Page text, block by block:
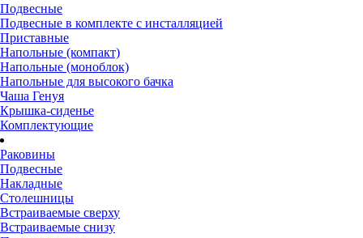
Подвесные
Подвесные в комплекте с инсталляцией
Приставные
Напольные (компакт)
Напольные (моноблок)
Напольные для высокого бачка
Чаша Генуя
Крышка-сиденье
Комплектующие
Раковины
Подвесные
Накладные
Столешницы
Встраиваемые сверху
Встраиваемые снизу